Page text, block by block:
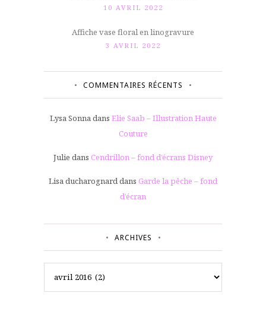
10 AVRIL 2022
Affiche vase floral en linogravure
3 AVRIL 2022
COMMENTAIRES RÉCENTS
Lysa Sonnadans Elie Saab – Illustration Haute
Couture
Julie dans Cendrillon – fond d’écrans Disney
Lisa ducharognarddans Garde la pêche – fond
d’écran
ARCHIVES